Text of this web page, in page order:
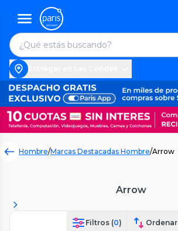
Hombre/Marcas Destacadas Hombre/Arrow
Arrow
Filtros (0) Ordenar